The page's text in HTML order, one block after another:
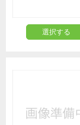
選択する